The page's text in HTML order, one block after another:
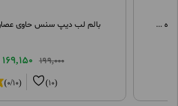
بالم لب دیپ سنس حاوی عصاره
199,000
169,150
(10)
(0/10)
...